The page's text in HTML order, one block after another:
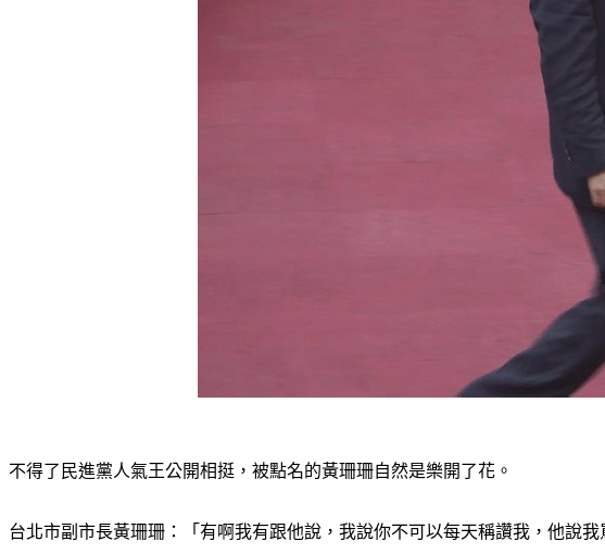
不得了民進黨人氣王公開相挺，被點名的黃珊珊自然是樂開了花。
台北市副市長黃珊珊：「有啊我有跟他說，我說你不可以每天稱讚我，他說